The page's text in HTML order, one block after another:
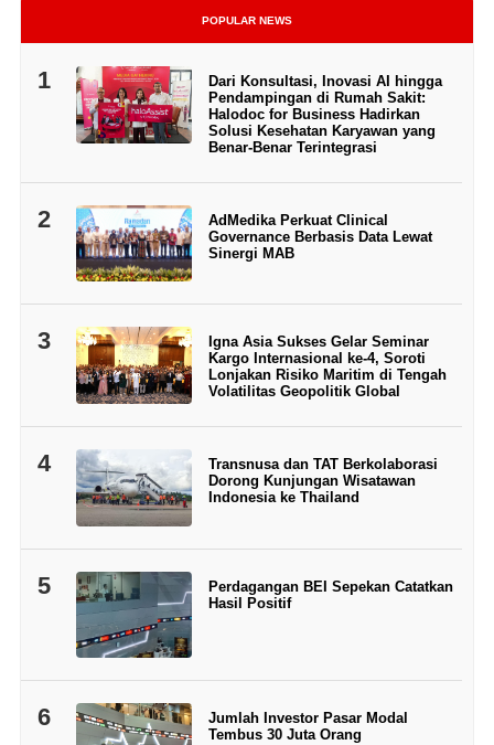
POPULAR NEWS
1
Dari Konsultasi, Inovasi AI hingga
Pendampingan di Rumah Sakit:
Halodoc for Business Hadirkan
Solusi Kesehatan Karyawan yang
Benar-Benar Terintegrasi
2
AdMedika Perkuat Clinical
Governance Berbasis Data Lewat
Sinergi MAB
3
Igna Asia Sukses Gelar Seminar
Kargo Internasional ke-4, Soroti
Lonjakan Risiko Maritim di Tengah
Volatilitas Geopolitik Global
4
Transnusa dan TAT Berkolaborasi
Dorong Kunjungan Wisatawan
Indonesia ke Thailand
5
Perdagangan BEI Sepekan Catatkan
Hasil Positif
6
Jumlah Investor Pasar Modal
Tembus 30 Juta Orang